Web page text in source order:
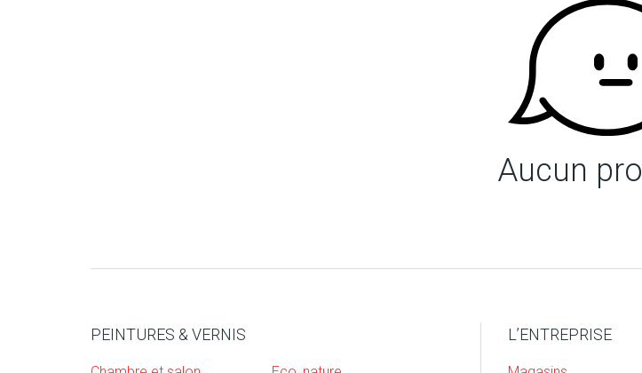
Aucun
PEINTURES & VERNIS L’ENTREPRISE